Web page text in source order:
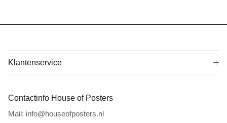
Klantenservice
Contactinfo House of Posters
Mail: info@houseofposters.nl